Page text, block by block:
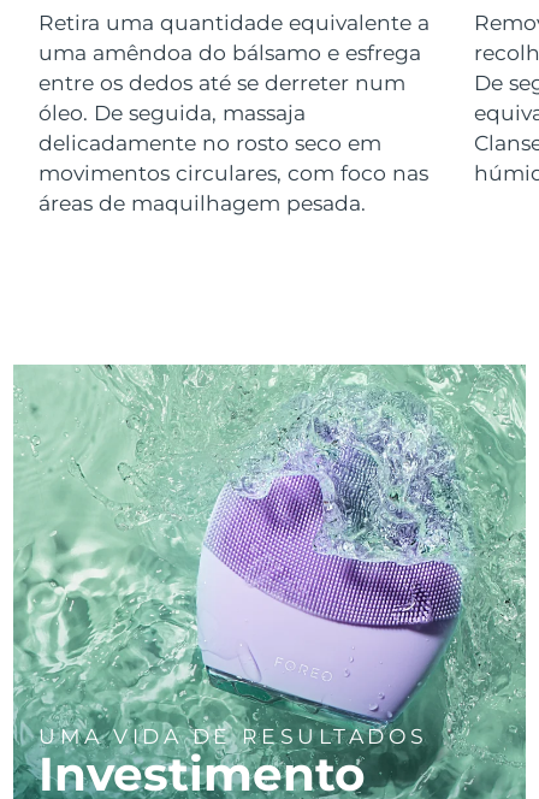
Retira uma quantidade equivalente a
uma amêndoa do bálsamo e esfrega
entre os dedos até se derreter num
óleo. De seguida, massaja
delicadamente no rosto seco em
movimentos circulares, com foco nas
áreas de maquilhagem pesada.
De
UMA VIDA DE RESULTADOS
Investimento